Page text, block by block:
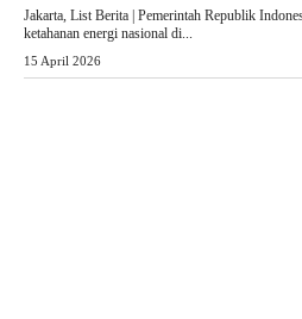
Jakarta, List Berita | Pemerintah Republik
ketahanan energi nasional di...
15 April 2026